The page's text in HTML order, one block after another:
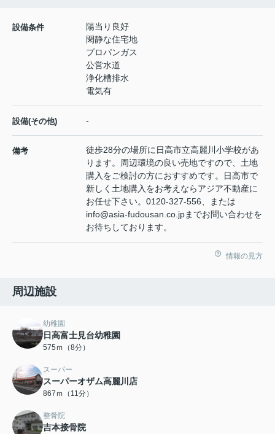
設備条件
陽当り良好
閑静な住宅地
プロパンガス
公営水道
浄化槽排水
電気有
設備(その他) -
備考
徒歩28分の場所に日高市立高麗川小学校があ
ります。周辺環境の良い売地ですので、土地
購入をご検討の方におすすめです。日高市で
新しく土地購入をお考えならアジア不動産に
お任せ下さい。0120-327-556、または
info@asia-fudousan.co.jpまでお問い合わせを
お待ちしております。
情報の見方
周辺施設
幼稚園
日高富士見台幼稚園
575ｍ（8分）
スーパー
スーパーオザム高麗川店
867ｍ（11分）
整骨院
吉本接骨院